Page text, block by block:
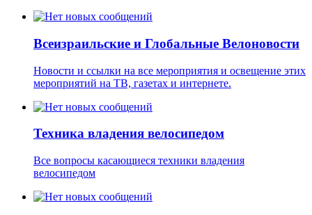
Всеизраильские и Глобальные Велоновости
Новости и ссылки на все мероприятия и освещение этих
мероприятий на ТВ, газетах и интернете.
Техника владения велосипедом
Все вопросы касающиеся техники владения
велосипедом